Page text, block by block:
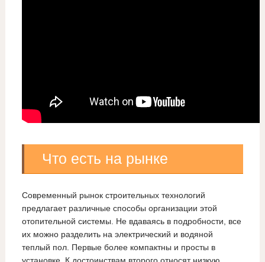
Что есть на рынке
Современный рынок строительных технологий
предлагает различные способы организации этой
отопительной системы. Не вдаваясь в подробности, все
их можно разделить на электрический и водяной
теплый пол. Первые более компактны и просты в